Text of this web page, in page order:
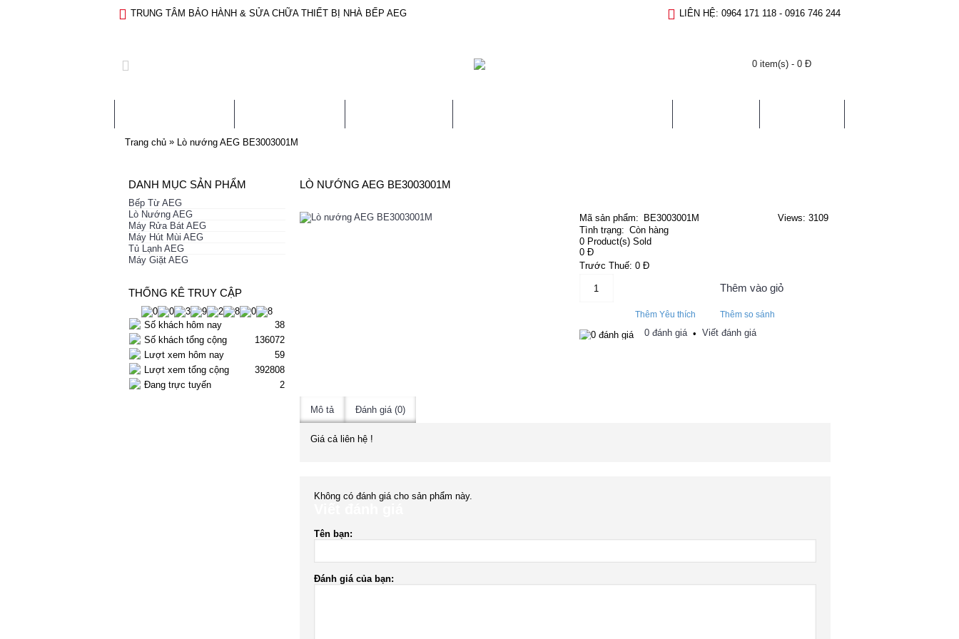
TRUNG TÂM BẢO HÀNH & SỬA CHỮA THIẾT BỊ NHÀ BẾP AEG LIÊN HỆ: 0964 171 118 - 0916 746 244
0 item(s) - 0 Đ
Trang chủ » Lò nướng AEG BE3003001M
DANH MỤC SẢN PHẨM
Bếp Từ AEG
Lò Nướng AEG
Máy Rửa Bát AEG
Máy Hút Mùi AEG
Tủ Lạnh AEG
Máy Giặt AEG
THỐNG KÊ TRUY CẬP
Số khách hôm nay
38
Số khách tổng cộng
136072
Lượt xem hôm nay
59
Lượt xem tổng cộng
392808
Đang trực tuyến
2
LÒ NƯỚNG AEG BE3003001M
Views: 3109
Mã sản phẩm:
BE3003001M
Tình trạng: Còn hàng
0 Product(s) Sold
0 Đ
Trước Thuế: 0 Đ
Thêm vào giỏ
Thêm Yêu thích Thêm so sánh
0 đánh giá• Viết đánh giá
Mô tả Đánh giá (0)
Giá cả liên hệ !
Không có đánh giá cho sản phẩm này.
Tên bạn:
Đánh giá của bạn: